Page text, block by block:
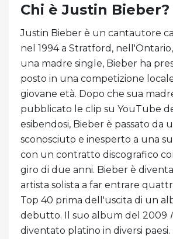
Chi è Justin Bieber?
Justin Bieber è un cantautore
nel 1994 a Stratford,
una madre single, Bieber ha
posto in una competizione
giovane età. Dopo che sua
pubblicato le clip su YouTube
esibendosi, Bieber è passato da
sconosciuto e inesperto a una
con un contratto discografico
giro di due anni. Bieber è
artista solista a far entrare
Top 40 prima dell'uscita di un
debutto. Il suo album del 2009
diventato platino in diversi paesi.